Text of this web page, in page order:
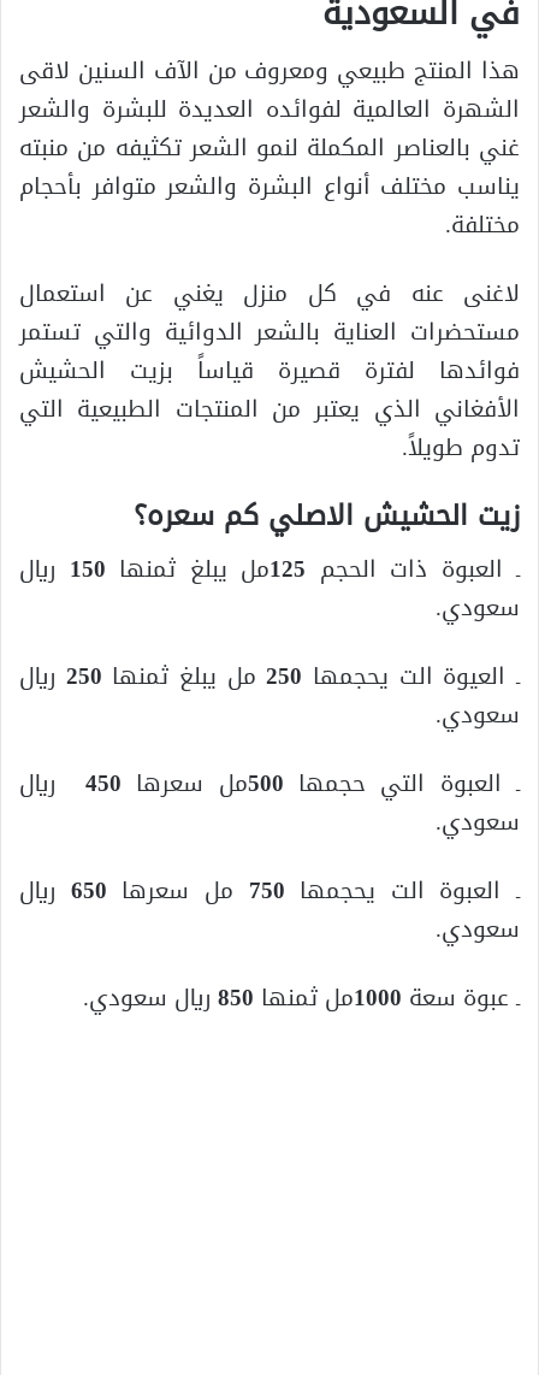
في السعودية
هذا المنتج طبيعي ومعروف من الآف السنين لاقى
الشهرة العالمية لفوائده العديدة للبشرة والشعر
غني بالعناصر المكملة لنمو الشعر تكثيفه من منبته
يناسب مختلف أنواع البشرة والشعر متوافر بأحجام
مختلفة.
لاغنى عنه في كل منزل يغني عن استعمال
مستحضرات العناية بالشعر الدوائية والتي تستمر
فوائدها لفترة قصيرة قياساً بزيت الحشيش
الأفغاني الذي يعتبر من المنتجات الطبيعية التي
تدوم طويلاً.
زيت الحشيش الاصلي كم سعره؟
ـ العبوة ذات الحجم مل يبلغ ثمنها 150 ريال
سعودي.
ـ العيوة الت يحجمها 250مل يبلغ ثمنها 250 ريال
سعودي.
ـ العبوة التي حجمها 500مل سعرها
ريال
سعودي.
ـ العبوة الت يحجمها 750 مل سعرها
ريال
سعودي.
ـ عبوة سعة
مل ثمنها ريال سعودي.